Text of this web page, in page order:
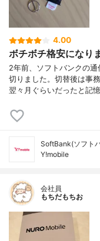
4.00
ボチボチ格安になり
2年前、ソフトバンクの
切りました。切替後は事
翌々月ぐらいだったと記
SoftBank(ソフト
Y!mobile
会社員
もちだもちお